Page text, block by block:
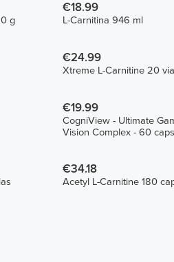
g
€18.99
L-Carnitina 946 ml
€24.99
Xtreme L-Carnitine 20
€19.99
CogniView - Ultimate
Vision Complex - 60 caps
€34.18
Acetyl L-Carnitine 180